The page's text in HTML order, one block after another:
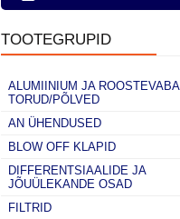
TOOTEGRUPID
ALUMIINIUM JA ROOSTEVABA
TORUD/PÕLVED
AN ÜHENDUSED
BLOW OFF KLAPID
DIFFERENTSIAALIDE JA
JÕUÜLEKANDE OSAD
FILTRID